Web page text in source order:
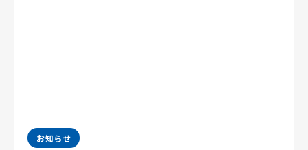
お知らせ